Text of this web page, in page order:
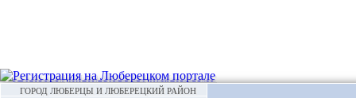
ГОРОД ЛЮБЕРЦЫ И ЛЮБЕРЕЦКИЙ РАЙОН